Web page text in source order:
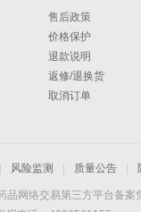
售后政策
价格保护
退款说明
返修/退换货
取消订单
风险监测 质量公告
品网络交易第三方平台备案